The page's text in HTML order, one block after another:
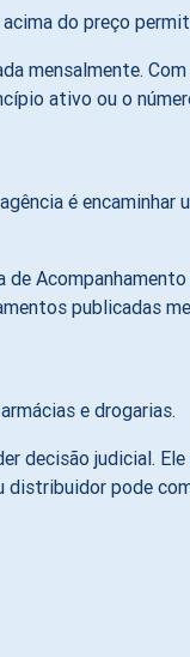
do preço
mensalmente.
ativo ou o
é encaminhar
publicadas
e drogarias.
decisão judicial.
pode